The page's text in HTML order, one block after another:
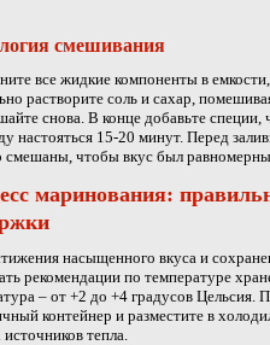
смешивания
все жидкие компоненты в
растворите соль и сахар,
снова. В конце добавьте
настояться 15-20 минут. Перед
смешаны, чтобы вкус был
маринования:
насыщенного вкуса и
рекомендации по температуре
– от +2 до +4 градусов Цельсия.
контейнер и разместите в
тепла.